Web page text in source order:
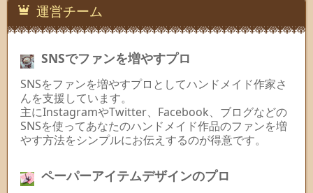
運営チーム
SNSでファンを増やすプロ
SNSをファンを増やすプロとしてハンドメイド作家さ
んを支援しています。
主にInstagramやTwitter、Facebook、ブログなどの
SNSを使ってあなたのハンドメイド作品のファンを増
やす方法をシンプルにお伝えするのが得意です。
ペーパーアイテムデザインのプロ